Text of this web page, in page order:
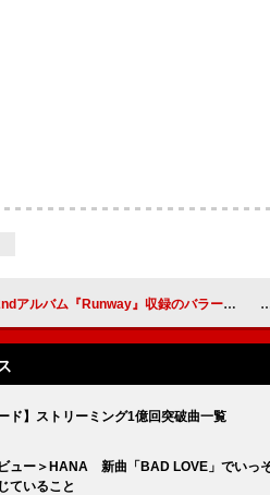
Runway』収録のバラード曲「哀結び」のリリックビデオを公開
ド】ストリーミング1億回突破曲一覧
ュー＞HANA 新曲「BAD LOVE」でいっ
ていること